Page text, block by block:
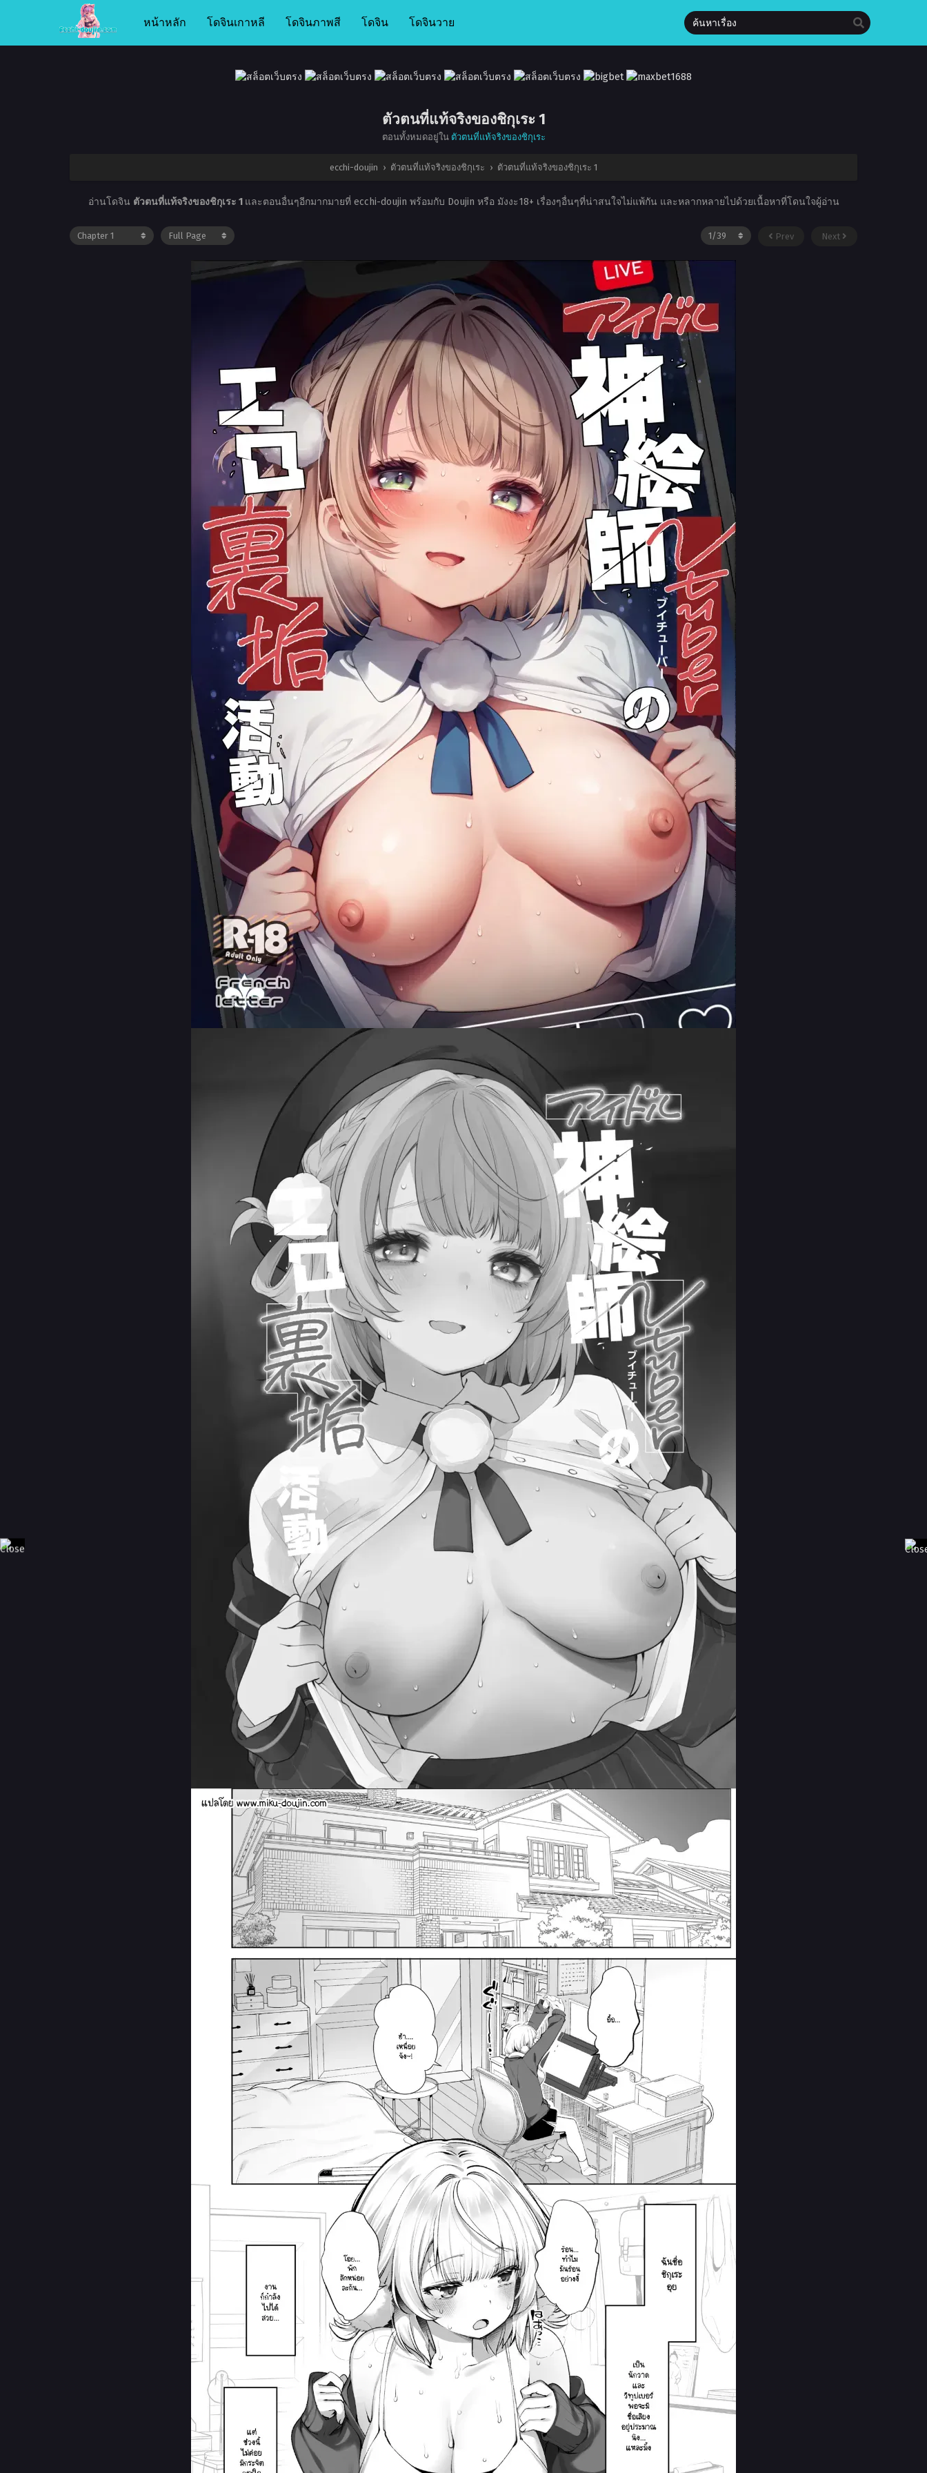
หน้าหลัก โดจินเกาหลี โดจินภาพสี โดจิน โดจินวาย
ตัวตนที่แท้จริงของชิกุเระ 1
ตอนทั้งหมดอยู่ใน ตัวตนที่แท้จริงของชิกุเระ
ecchi-doujin › ตัวตนที่แท้จริงของชิกุเระ › ตัวตนที่แท้จริงของชิกุเระ 1
อ่านโดจิน ตัวตนที่แท้จริงของชิกุเระ 1 และตอนอื่นๆอีกมากมายที่ ecchi-doujin พร้อมกับ Doujin หรือ มังงะ18+ เรื่องๆอื่นๆที่น่าสนใจไม่แพ้กัน และหลากหลายไปด้วยเนื้อหาที่โดนใจผู้อ่าน
Prev Next